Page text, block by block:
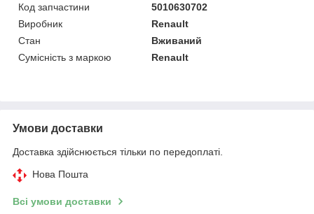
Код запчастини
5010630702
Виробник
Renault
Стан
Вживаний
Сумісність з маркою
Renault
Умови доставки
Доставка здійснюється тільки по передоплаті.
Нова Пошта
Всі умови доставки